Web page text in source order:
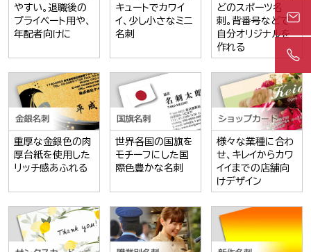
やすい。退職後の
プライベート用や、
年配者向けに
キュートでカワイ
イ、少し小さなミニ
名刺
どのスポーツ名
刺。背番号などで
自分オリジナルを
作れる
重厚な金銀色の肉
厚台紙を使用した
リッチ感あふれる
世界各国の国旗を
モチーフにした国
際色豊かな名刺
様々な業種に合わ
せ、キレイからカワ
イイまでの店舗向
けデザイン